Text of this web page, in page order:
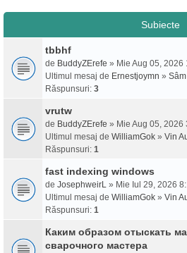
Subiecte
tbbhf
de BuddyZErefe » Mie Aug 05, 2026
Ultimul mesaj de Ernestjoymn »
Răspunsuri: 3
vrutw
de BuddyZErefe » Mie Aug 05, 2026
Ultimul mesaj de WilliamGok » Vin
Răspunsuri: 1
fast indexing windows
de JosephweirL » Mie Iul 29, 2026
Ultimul mesaj de WilliamGok » Vin
Răspunsuri: 1
Каким образом отыскать
сварочного мастера